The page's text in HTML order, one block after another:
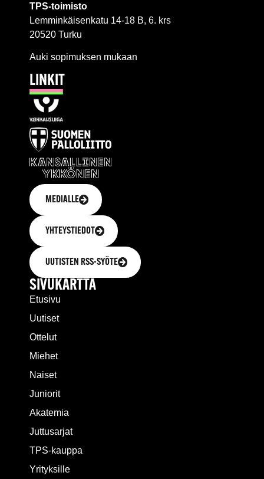
TPS-toimisto
Lemminkäisenkatu 14-18 B, 6. krs
20520 Turku
Auki sopimuksen mukaan
LINKIT
MEDIALLE
YHTEYSTIEDOT
UUTISTEN RSS-SYÖTE
SIVUKARTTA
Etusivu
Uutiset
Ottelut
Miehet
Naiset
Juniorit
Akatemia
Juttusarjat
TPS-kauppa
Yrityksille